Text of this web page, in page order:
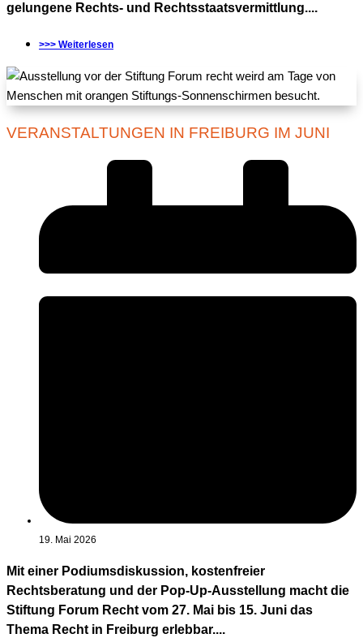
gelungene Rechts- und Rechtsstaatsvermittlung....
>>> Weiterlesen
VERANSTALTUNGEN IN FREIBURG IM JUNI
19. Mai 2026
Mit einer Podiumsdiskussion, kostenfreier
Rechtsberatung und der Pop-Up-Ausstellung macht die
Stiftung Forum Recht vom 27. Mai bis 15. Juni das
Thema Recht in Freiburg erlebbar....